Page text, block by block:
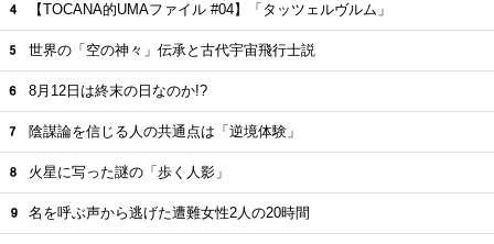
【TOCANA的UMAファイル #04】「タッツェルヴルム」
世界の「空の神々」伝承と古代宇宙飛行士説
8月12日は終末の日なのか!?
陰謀論を信じる人の共通点は「逆境体験」
火星に写った謎の「歩く人影」
名を呼ぶ声から逃げた遭難女性2人の20時間